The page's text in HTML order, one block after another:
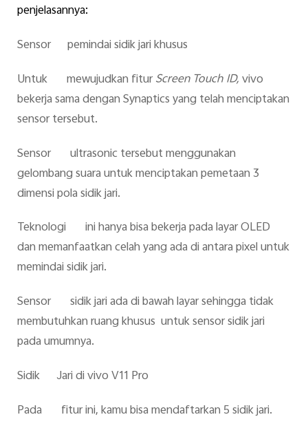
penjelasannya:
Sensor pemindai sidik jari khusus
Untuk mewujudkan fiturScreen Touch ID,vivo
bekerja sama dengan Synaptics yang telah menciptakan
sensor tersebut.
Sensor ultrasonic tersebut menggunakan
gelombang suara untuk menciptakan pemetaan 3
dimensi pola sidik jari.
Teknologi ini hanya bisa bekerja pada layar OLED
dan memanfaatkan celah yang ada di antara pixel untuk
memindai sidik jari.
Sensor sidik jari ada di bawah layar sehingga tidak
membutuhkan ruang khusus untuk sensor sidik jari
pada umumnya.
Sidik Jari di vivo V11 Pro
Pada fitur ini, kamu bisa mendaftarkan 5 sidik jari.